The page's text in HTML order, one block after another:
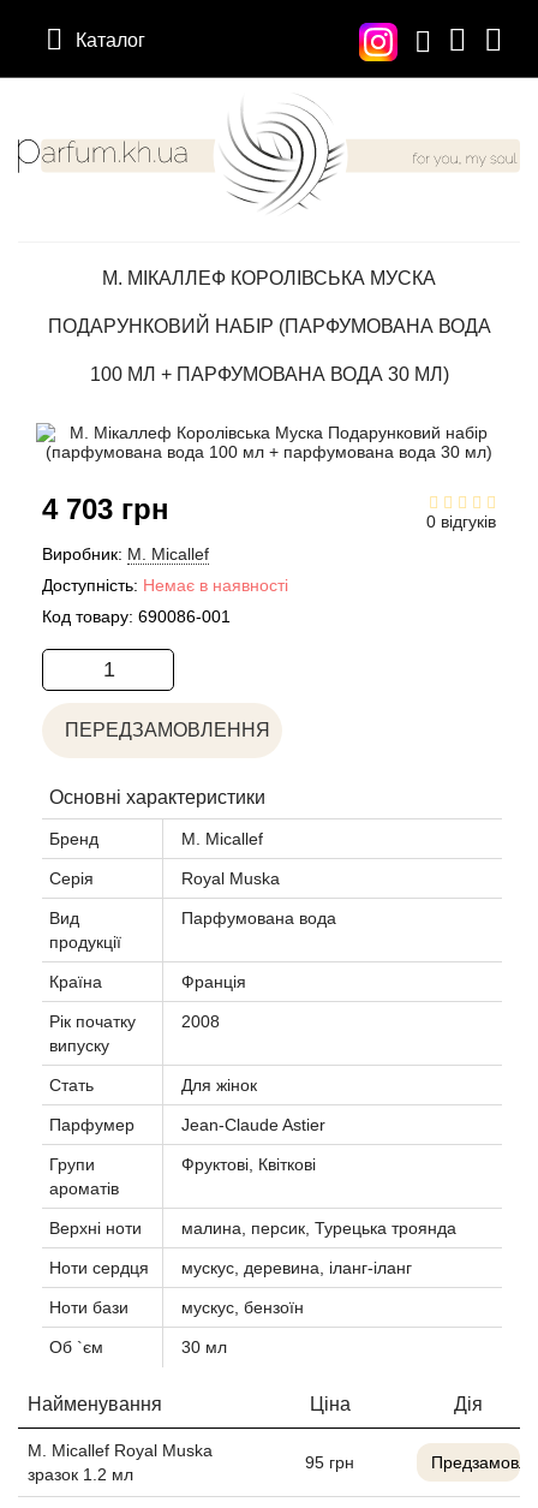
Каталог
М. МІКАЛЛЕФ КОРОЛІВСЬКА МУСКА
ПОДАРУНКОВИЙ НАБІР (ПАРФУМОВАНА ВОДА
100 МЛ + ПАРФУМОВАНА ВОДА 30 МЛ)
0 відгуків
4 703 грн
Виробник: M. Micallef
Доступність: Немає в наявності
Код товару: 690086-001
ПЕРЕДЗАМОВЛЕННЯ
Основні характеристики
Бренд M. Micallef
Серія Royal Muska
Вид
продукції
Парфумована вода
Країна Франція
Рік початку
випуску
2008
Стать Для жінок
Парфумер Jean-Claude Astier
Групи
ароматів
Фруктові, Квіткові
Верхні ноти малина, персик, Турецька троянда
Ноти сердця мускус, деревина, іланг-іланг
Ноти бази мускус, бензоїн
Об `єм 30 мл
Найменування Ціна Дія
M. Micallef Royal Muska
зразок 1.2 мл
95 грн
12 Parfumeurs Francais
Abercrombie Fitch
Acqua di Parma
Acqua di Sardegna
Adidas
Aedes de Venustas
Aerin Lauder
Affinessence
Afnan
Agatha Ruiz de la Prada
Agent Provocateur
Agonist
Aigner
Aj Arabia (Widian)
Ajmal
Al Haramain
Al Jazeera
Про нас
Aкції
Мій аккаунт